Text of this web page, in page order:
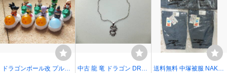
ドラゴンボール改 プルバ
中古 龍 竜 ドラゴン DRA
送料無料 中塚被服 NAKAT